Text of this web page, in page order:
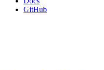
GitHub